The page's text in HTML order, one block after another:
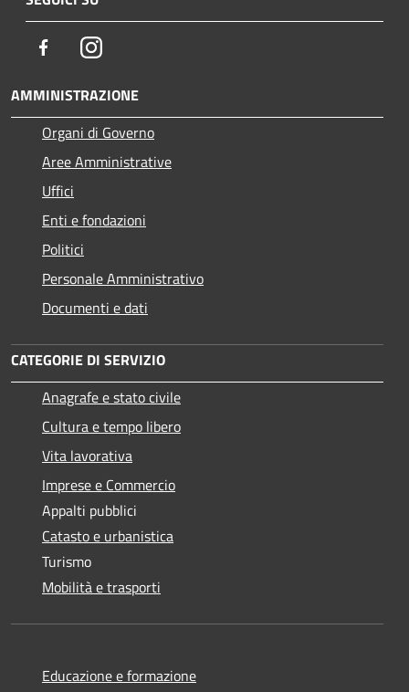
FacebookInstagram
AMMINISTRAZIONE
Organi di Governo
Aree Amministrative
Uffici
Enti e fondazioni
Politici
Personale Amministrativo
Documenti e dati
CATEGORIE DI SERVIZIO
Anagrafe e stato civile
Cultura e tempo libero
Vita lavorativa
Imprese e Commercio
Appalti pubblici
Catasto e urbanistica
Turismo
Mobilità e trasporti
Educazione e formazione